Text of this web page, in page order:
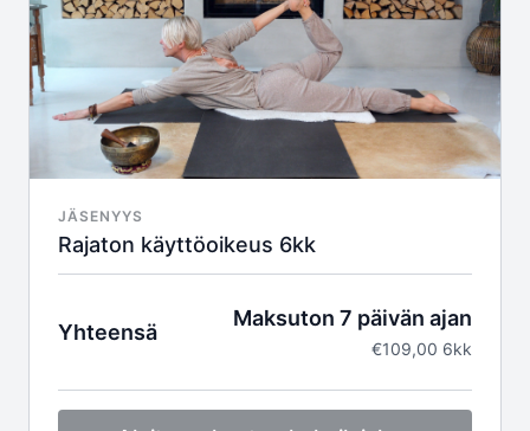
Uusia videoita kuukausittain
Live - tunnit
Ammattitaitoiset tunnetut opettajat
Vierailevat asiantuntijat
Huippulaatuiset videot
Toimii kaikilla päätelaitteilla
Turvallinen maksaminen
JÄSENYYS
Rajaton käyttöoikeus 6kk
Yhteensä
Maksuton 7 päivän ajan
€109,00 6kk